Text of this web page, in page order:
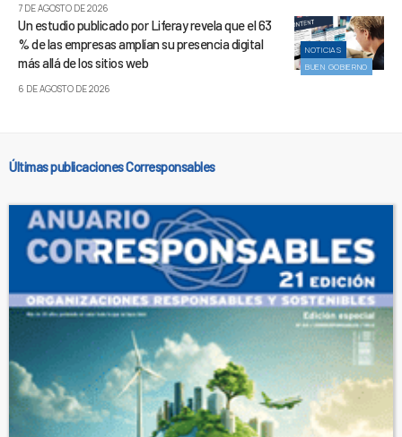
7 DE AGOSTO DE 2026
NOTICIAS
BUEN GOBIERNO
Un estudio publicado por Liferay revela que el 63
% de las empresas amplían su presencia digital
más allá de los sitios web
6 DE AGOSTO DE 2026
Últimas publicaciones Corresponsables